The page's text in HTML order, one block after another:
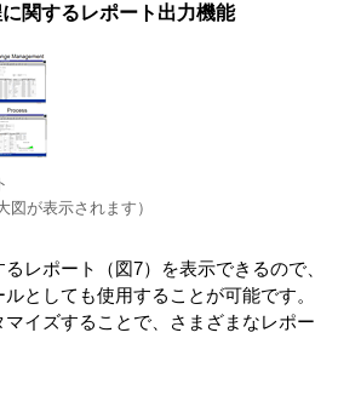
関するレポート出力機能
図が表示されます）
レポート（図7）を表示できるので、
としても使用することが可能です。
イズすることで、さまざまなレポー